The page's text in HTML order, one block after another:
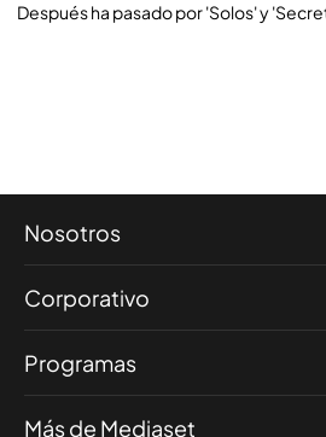
Después ha pasado por 'Solos' y
Nosotros
Corporativo
Programas
Más de Mediaset